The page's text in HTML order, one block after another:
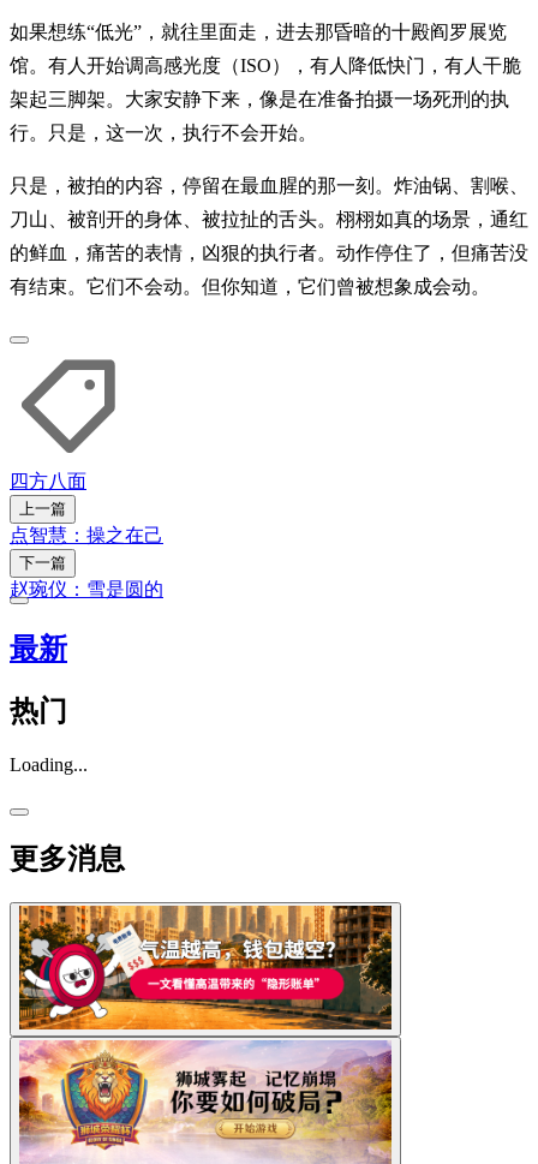
如果想练“低光”，就往里面走，进去那昏暗的十殿阎罗展览
馆。有人开始调高感光度（ISO），有人降低快门，有人干脆
架起三脚架。大家安静下来，像是在准备拍摄一场死刑的执
行。只是，这一次，执行不会开始。
只是，被拍的内容，停留在最血腥的那一刻。炸油锅、割喉、
刀山、被剖开的身体、被拉扯的舌头。栩栩如真的场景，通红
的鲜血，痛苦的表情，凶狠的执行者。动作停住了，但痛苦没
有结束。它们不会动。但你知道，它们曾被想象成会动。
四方八面
上一篇
点智慧：操之在己
下一篇
赵琬仪：雪是圆的
最新
热门
Loading...
更多消息